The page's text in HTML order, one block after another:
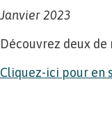
Janvier 2023
Découvrez deux
Cliquez-ici pour en